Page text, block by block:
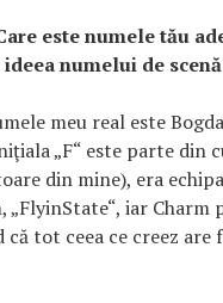
este numele tău
numelui de scenă
meu real este
„F“ este parte din
din mine), era
„FlyinState“, iar Charm
că tot ceea ce creez are